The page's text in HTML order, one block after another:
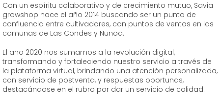
Con un espíritu colaborativo y de crecimiento mutuo, Savia
growshop nace el año 2014 buscando ser un punto de
confluencia entre cultivadores, con puntos de ventas en las
comunas de Las Condes y Ñuñoa.
El año 2020 nos sumamos a la revolución digital,
transformando y fortaleciendo nuestro servicio a través de
la plataforma virtual, brindando una atención personalizada,
con servicio de postventa, y respuestas oportunas,
destacándose en el rubro por dar un servicio de calidad.